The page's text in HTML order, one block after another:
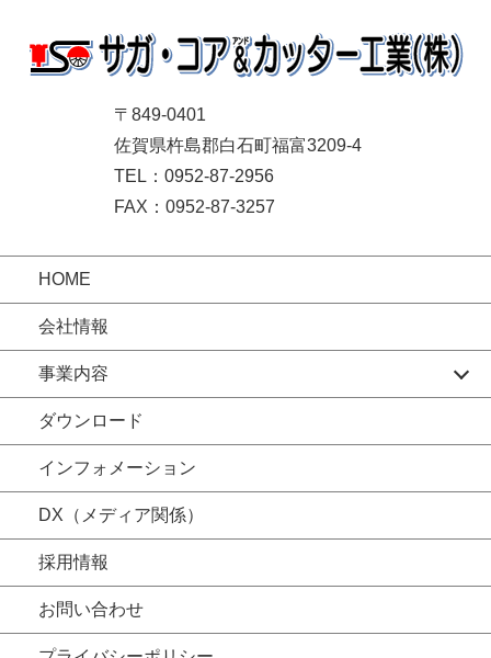
〒849-0401
佐賀県杵島郡白石町福富3209-4
TEL：0952-87-2956
FAX：0952-87-3257
HOME
会社情報
事業内容
ダウンロード
インフォメーション
DX（メディア関係）
採用情報
お問い合わせ